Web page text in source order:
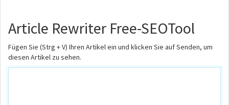
Article Rewriter Free-SEOTool
Fügen Sie (Strg + V) Ihren Artikel ein und klicken Sie auf Senden, um
diesen Artikel zu sehen.